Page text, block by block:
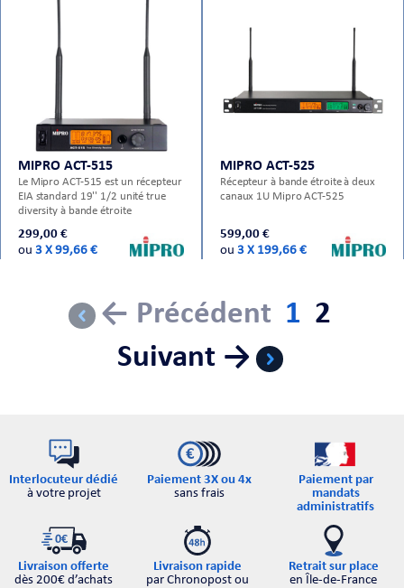
MIPRO ACT-515
Le Mipro ACT-515 est un récepteur
EIA standard 19'' 1/2 unité true
diversity à bande étroite
299,00 €
ou 3 X 99,66 €
MIPRO ACT-525
Récepteur à bande étroite à deux
canaux 1U Mipro ACT-525
599,00 €
ou 3 X 199,66 €
← Précédent 1 2
Suivant →
Interlocuteur dédié
à votre projet
Paiement 3X ou 4x
sans frais
Paiement par
mandats
administratifs
Livraison offerte
dès 200€ d’achats
Livraison rapide
par Chronopost ou
Retrait sur place
en Île-de-France